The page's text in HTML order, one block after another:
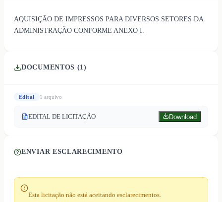
AQUISIÇÃO DE IMPRESSOS PARA DIVERSOS SETORES DA
ADMINISTRAÇÃO CONFORME ANEXO I.
DOCUMENTOS (1)
Edital 1 arquivo
EDITAL DE LICITAÇÃO Download
ENVIAR ESCLARECIMENTO
Esta licitação não está aceitando esclarecimentos.